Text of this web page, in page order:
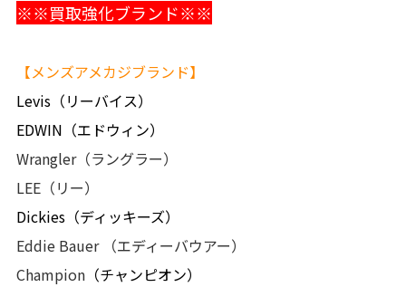
※※買取強化ブランド※※
【メンズアメカジブランド】
Levis（リーバイス）
EDWIN（エドウィン）
Wrangler（ラングラー）
LEE（リー）
Dickies（ディッキーズ）
Eddie Bauer
（エディーバウアー）
Champion（チャンピオン）